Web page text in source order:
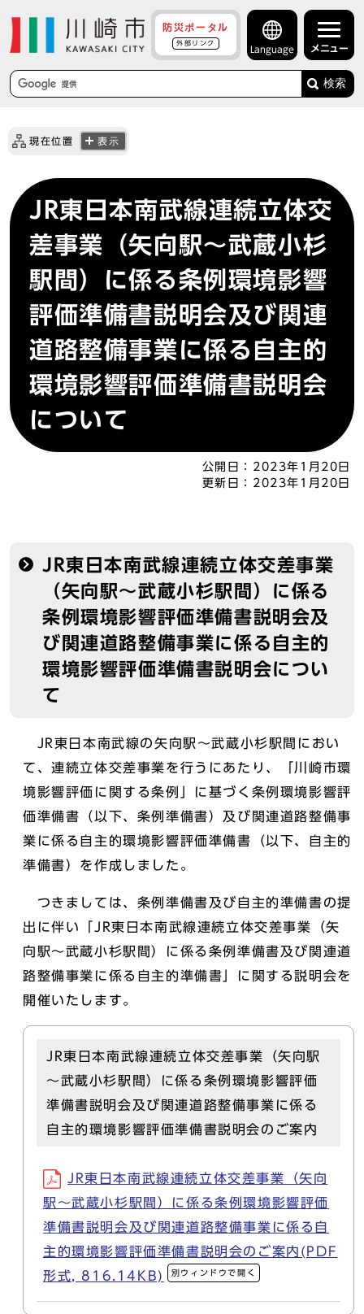
防災ポータル
外部リンク
Language メニュー
検索
現在位置 表示
JR東日本南武線連続立体交
差事業（矢向駅～武蔵小杉
駅間）に係る条例環境影響
評価準備書説明会及び関連
道路整備事業に係る自主的
環境影響評価準備書説明会
について
公開日： 2023年1月20日
更新日： 2023年1月20日
JR東日本南武線連続立体交差事業
（矢向駅～武蔵小杉駅間）に係る
条例環境影響評価準備書説明会及
び関連道路整備事業に係る自主的
環境影響評価準備書説明会につい
て
JR東日本南武線の矢向駅～武蔵小杉駅間におい
て、連続立体交差事業を行うにあたり、「川崎市環
境影響評価に関する条例」に基づく条例環境影響評
価準備書（以下、条例準備書）及び関連道路整備事
業に係る自主的環境影響評価準備書（以下、自主的
準備書）を作成しました。
つきましては、条例準備書及び自主的準備書の提
出に伴い「JR東日本南武線連続立体交差事業（矢
向駅～武蔵小杉駅間）に係る条例準備書及び関連道
路整備事業に係る自主的準備書」に関する説明会を
開催いたします。
JR東日本南武線連続立体交差事業（矢向駅
～武蔵小杉駅間）に係る条例環境影響評価
準備書説明会及び関連道路整備事業に係る
自主的環境影響評価準備書説明会のご案内
JR東日本南武線連続立体交差事業（矢向
駅～武蔵小杉駅間）に係る条例環境影響評価
準備書説明会及び関連道路整備事業に係る自
主的環境影響評価準備書説明会のご案内(PDF
形式, 816.14KB)
別ウィンドウで開く